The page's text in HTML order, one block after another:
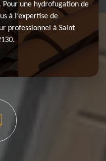
une hydrofugation de
à l’expertise de
professionnel à Saint